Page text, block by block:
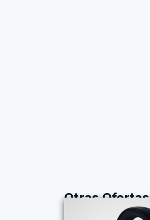
Otras Ofertas